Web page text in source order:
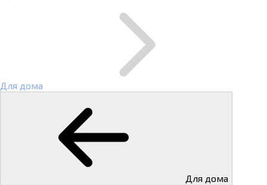
Для дома
Для дома